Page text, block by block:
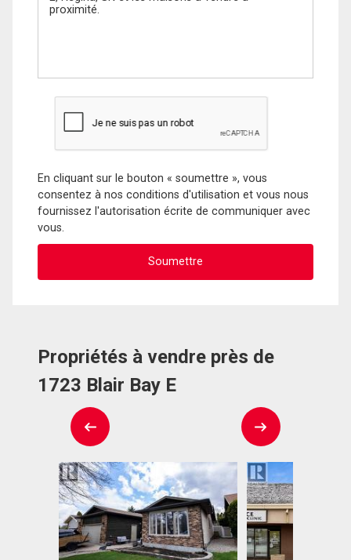
En cliquant sur le bouton « soumettre », vous
consentez à nos conditions d'utilisation et vous nous
fournissez l'autorisation écrite de communiquer avec
vous.
Propriétés à vendre près de
1723 Blair Bay E